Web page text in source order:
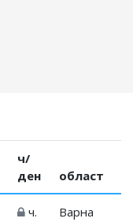
ч/
ден
област
ч. Варна